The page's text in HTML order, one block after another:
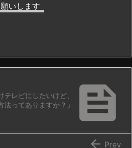
いします

レビにしたいけど、
法ってありますか？」
 Prev